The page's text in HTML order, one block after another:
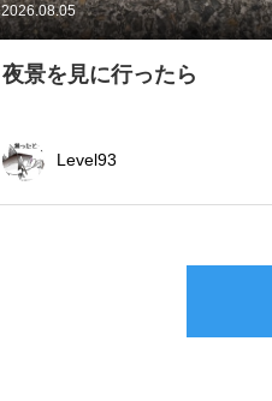
2026.08.05
夜景を見に行ったら
Level93